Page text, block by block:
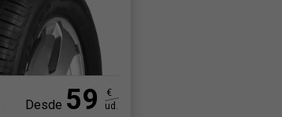
Desde 59
€
ud.